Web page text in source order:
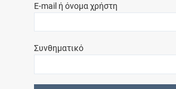
E-mail ή όνομα χρήστη
Συνθηματικό